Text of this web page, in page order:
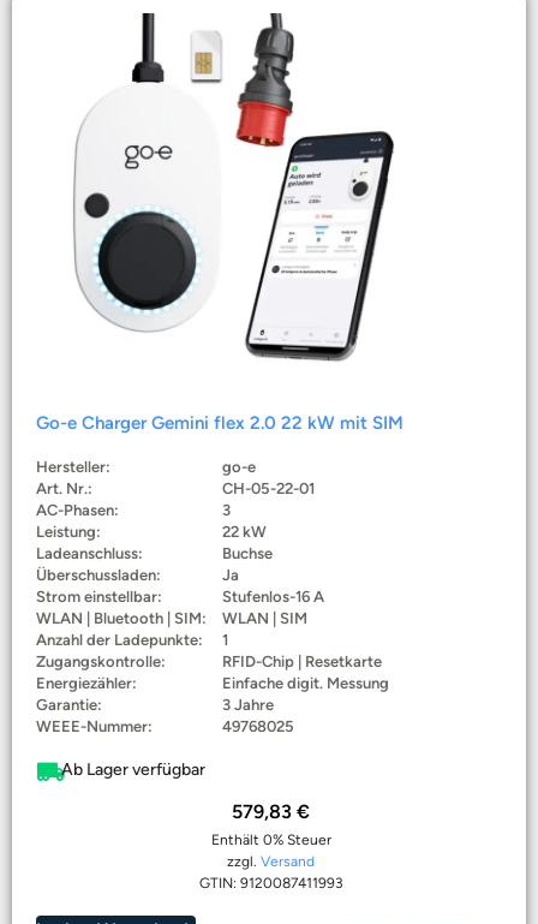
Go-e Charger Gemini flex 2.0 22 kW mit SIM
Hersteller:
go-e
Art. Nr.:
CH-05-22-01
AC-Phasen:
3
Leistung:
22 kW
Ladeanschluss:
Buchse
Überschussladen:
Ja
Strom einstellbar:
Stufenlos-16 A
WLAN | Bluetooth | SIM:
WLAN | SIM
Anzahl der Ladepunkte:
1
Zugangskontrolle:
RFID-Chip | Resetkarte
Energiezähler:
Einfache digit. Messung
Garantie:
3 Jahre
WEEE-Nummer:
49768025
Ab Lager verfügbar
579,83 €
Enthält 0% Steuer
zzgl. Versand
GTIN: 9120087411993